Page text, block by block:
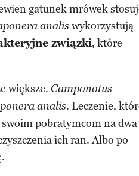
gatunek mrówek
analiswykorzystują
związki, które
większe. Camponotus
analis. Leczenie,
swoim pobratymcom na dwa
ich ran. Albo po